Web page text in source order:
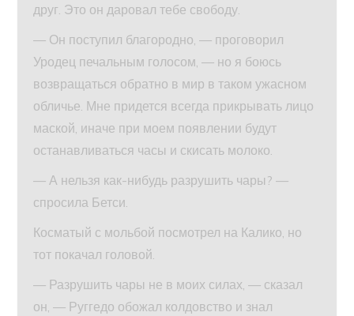
друг. Это он даровал тебе свободу.
— Он поступил благородно, — проговорил
Уродец печальным голосом, — но я боюсь
возвращаться обратно в мир в таком ужасном
обличье. Мне придется всегда прикрывать лицо
маской, иначе при моем появлении будут
останавливаться часы и скисать молоко.
— А нельзя как-нибудь разрушить чары? —
спросила Бетси.
Косматый с мольбой посмотрел на Калико, но
тот покачал головой.
— Разрушить чары не в моих силах, — сказал
он, — Руггедо обожал колдовство и знал